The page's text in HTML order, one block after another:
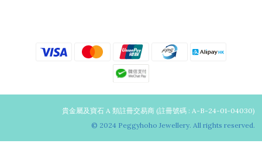
貴金屬及寶石 A 類註冊交易商 (註冊號碼 : A-B-24-01-04030)
© 2024 Peggyhoho Jewellery. All rights reserved.